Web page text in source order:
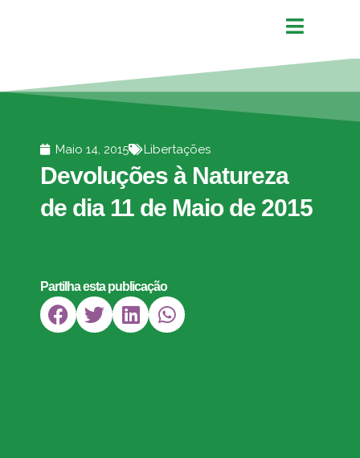
Maio 14, 2015 Libertações
Devoluções à Natureza
de dia 11 de Maio de 2015
Partilha esta publicação